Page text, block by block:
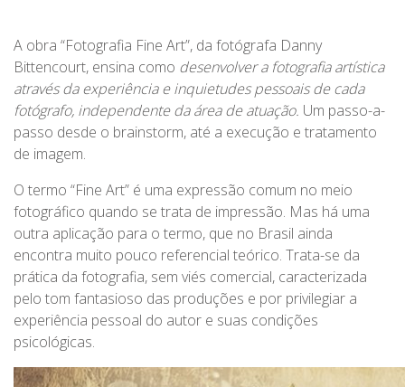
A obra “Fotografia Fine Art”, da fotógrafa Danny
Bittencourt, ensina como desenvolver a fotografia artística
através da experiência e inquietudes pessoais de cada
fotógrafo, independente da área de atuação. Um passo-a-
passo desde o brainstorm, até a execução e tratamento
de imagem.
O termo “Fine Art” é uma expressão comum no meio
fotográfico quando se trata de impressão. Mas há uma
outra aplicação para o termo, que no Brasil ainda
encontra muito pouco referencial teórico. Trata-se da
prática da fotografia, sem viés comercial, caracterizada
pelo tom fantasioso das produções e por privilegiar a
experiência pessoal do autor e suas condições
psicológicas.